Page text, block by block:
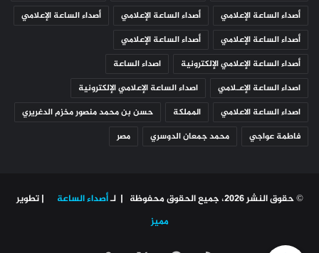
أصداء الساعة الإعلامي
أصداء الساعة الإعلامي
أصداء الساعة الإعلامي
أصداء الساعة الإعلامي
أصداء الساعة الإعلامي
أصداء الساعة الإعلامي الإلكترونية
اصداء الساعة
اصداء الساعة الإعـلامي
اصداء الساعة الإعلامي الإلكترونية
اصداء الساعة الاعلامي
المملكة
حسن بن محمد منصور مخزم الدغريري
فاطمة عواجي
محمد جمعان الدوسري مصر
© حقوق النشر 2026، جميع الحقوق محفوظة | لـ أصداء الساعة
| تطوير
مميز